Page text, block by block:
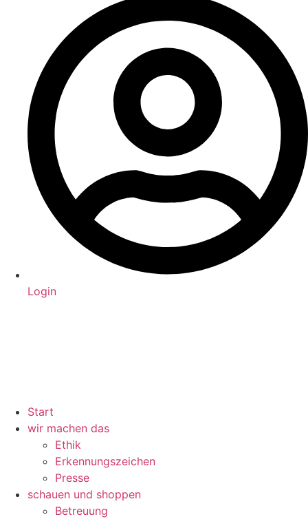
Login
Start
wir machen das
Ethik
Erkennungszeichen
Presse
schauen und shoppen
Betreuung